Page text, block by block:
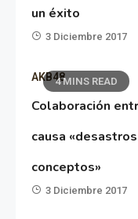
un éxito
3 Diciembre 2017
4 MINS READ
AKB48
Colaboración
causa
conceptos»
3 Diciembre 2017